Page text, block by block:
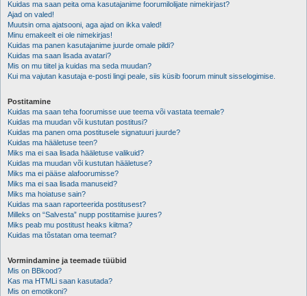
Kuidas ma saan peita oma kasutajanime foorumilolijate nimekirjast?
Ajad on valed!
Muutsin oma ajatsooni, aga ajad on ikka valed!
Minu emakeelt ei ole nimekirjas!
Kuidas ma panen kasutajanime juurde omale pildi?
Kuidas ma saan lisada avatari?
Mis on mu tiitel ja kuidas ma seda muudan?
Kui ma vajutan kasutaja e-posti lingi peale, siis küsib foorum minult sisselogimise.
Postitamine
Kuidas ma saan teha foorumisse uue teema või vastata teemale?
Kuidas ma muudan või kustutan postitusi?
Kuidas ma panen oma postitusele signatuuri juurde?
Kuidas ma hääletuse teen?
Miks ma ei saa lisada hääletuse valikuid?
Kuidas ma muudan või kustutan hääletuse?
Miks ma ei pääse alafoorumisse?
Miks ma ei saa lisada manuseid?
Miks ma hoiatuse sain?
Kuidas ma saan raporteerida postitusest?
Milleks on “Salvesta” nupp postitamise juures?
Miks peab mu postitust heaks kiitma?
Kuidas ma tõstatan oma teemat?
Vormindamine ja teemade tüübid
Mis on BBkood?
Kas ma HTMLi saan kasutada?
Mis on emotikoni?